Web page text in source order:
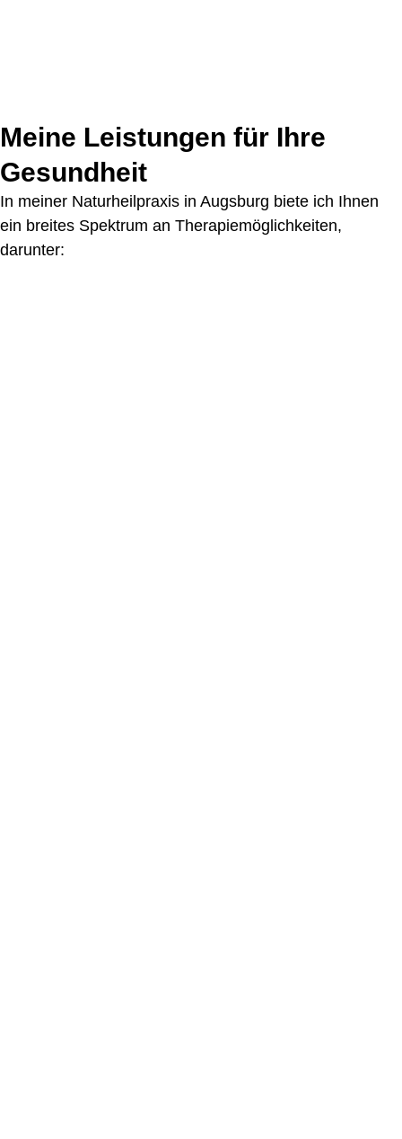
Meine Leistungen für Ihre
Gesundheit
In meiner Naturheilpraxis in Augsburg biete ich Ihnen
ein breites Spektrum an Therapiemöglichkeiten,
darunter: